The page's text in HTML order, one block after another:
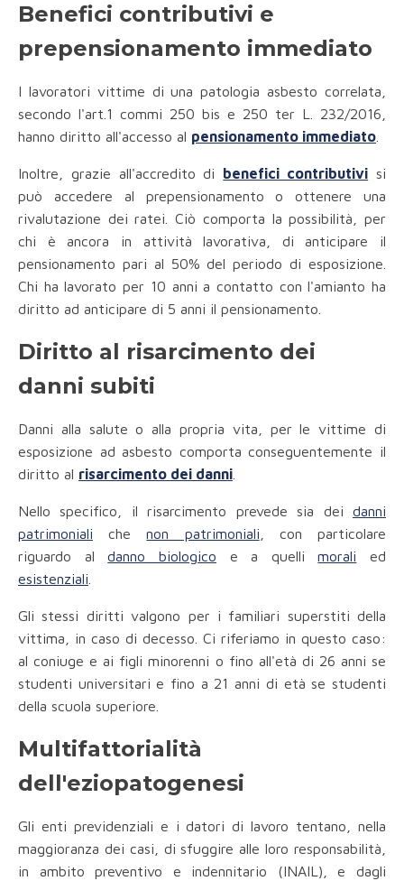
Benefici contributivi e
prepensionamento immediato
I lavoratori vittime di una patologia asbesto correlata,
secondo l'art.1 commi 250 bis e 250 ter L. 232/2016,
hanno diritto all'accesso al pensionamento immediato
Inoltre, grazie all'accredito di benefici contributivi si
può accedere al prepensionamento o ottenere una
rivalutazione dei ratei. Ciò comporta la possibilità, per
chi è ancora in attività lavorativa, di anticipare il
pensionamento pari al 50% del periodo di esposizione.
Chi ha lavorato per 10 anni a contatto con l'amianto ha
diritto ad anticipare di 5 anni il pensionamento.
Diritto al risarcimento dei
danni subiti
Danni alla salute o alla propria vita, per le vittime di
esposizione ad asbesto comporta conseguentemente il
diritto al risarcimento dei danni
Nello specifico, il risarcimento prevede sia dei danni
patrimoniali chenon patrimoniali , con particolare
riguardo aldanno biologico e a quellimorali ed
esistenziali
Gli stessi diritti valgono per i familiari superstiti della
vittima, in caso di decesso. Ci riferiamo in questo caso:
al coniuge e ai figli minorenni o fino all'età di 26 anni se
studenti universitari e fino a 21 anni di età se studenti
della scuola superiore.
Multifattorialità
dell'eziopatogenesi
Gli enti previdenziali e i datori di lavoro tentano, nella
maggioranza dei casi, di sfuggire alle loro responsabilità,
in ambito preventivo e indennitario (INAIL), e dagli